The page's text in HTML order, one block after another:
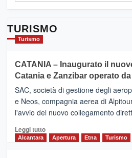
TURISMO
Turismo
CATANIA – Inaugurato il
Catania e Zanzibar operato
SAC, società di gestione degli
e Neos, compagnia aerea di
l'avvio del nuovo collegamento
Leggi tuttoLeggi
Alcantara Apertura Etna Turismo